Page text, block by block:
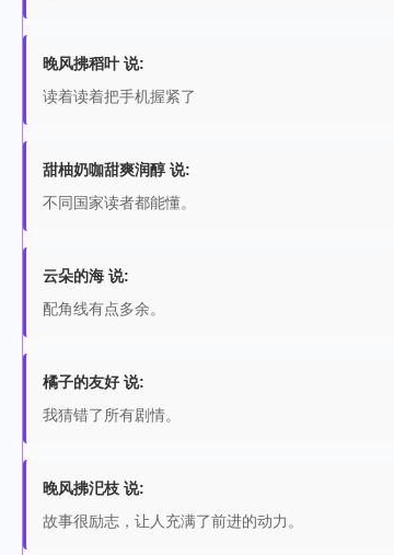
晚风拂稻叶 说:
读着读着把手机握紧了
甜柚奶咖甜爽润醇 说:
不同国家读者都能懂。
云朵的海 说:
配角线有点多余。
橘子的友好 说:
我猜错了所有剧情。
晚风拂汜枝 说:
故事很励志，让人充满了前进的动力。